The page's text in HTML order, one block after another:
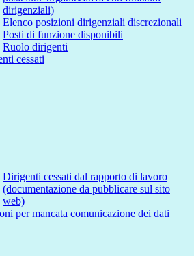
dirigenziali)
Elenco posizioni dirigenziali discrezionali
Posti di funzione disponibili
Ruolo dirigenti
cessati
Dirigenti cessati dal rapporto di lavoro
(documentazione da pubblicare sul sito
web)
per mancata comunicazione dei dati